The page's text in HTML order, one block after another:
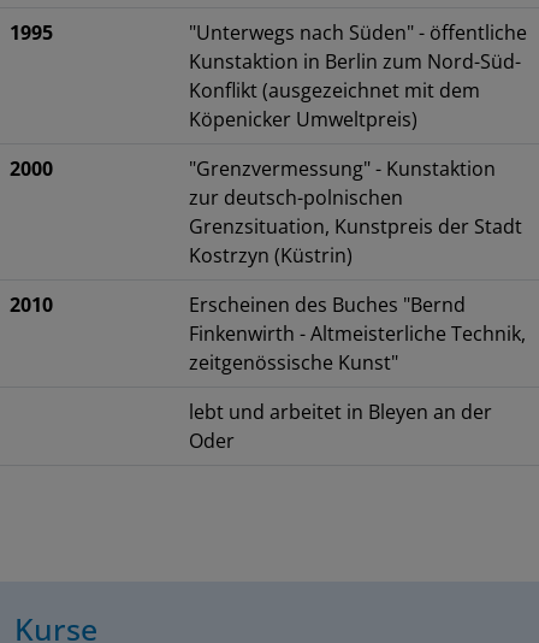
1995
"Unterwegs nach Süden" - öffentliche
Kunstaktion in Berlin zum Nord-Süd-
Konflikt (ausgezeichnet mit dem
Köpenicker Umweltpreis)
2000
"Grenzvermessung" - Kunstaktion
zur deutsch-polnischen
Grenzsituation, Kunstpreis der Stadt
Kostrzyn (Küstrin)
2010
Erscheinen des Buches "Bernd
Finkenwirth - Altmeisterliche Technik,
zeitgenössische Kunst"
lebt und arbeitet in Bleyen an der
Oder
Kurse